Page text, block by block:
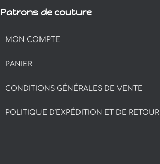
Patrons de couture
MON COMPTE
PANIER
CONDITIONS GÉNÉRALES DE VENTE
POLITIQUE D’EXPÉDITION ET DE RETOUR